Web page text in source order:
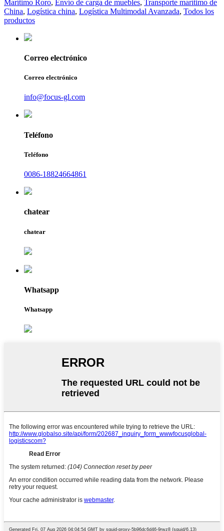
Marítimo Roro, Envío de carga de muebles, Transporte marítimo de
China, Logística china, Logística Multimodal Avanzada, Todos los
productos
Correo electrónico
Correo electrónico
info@focus-gl.com
Teléfono
Teléfono
0086-18824664861
chatear
chatear
Whatsapp
Whatsapp